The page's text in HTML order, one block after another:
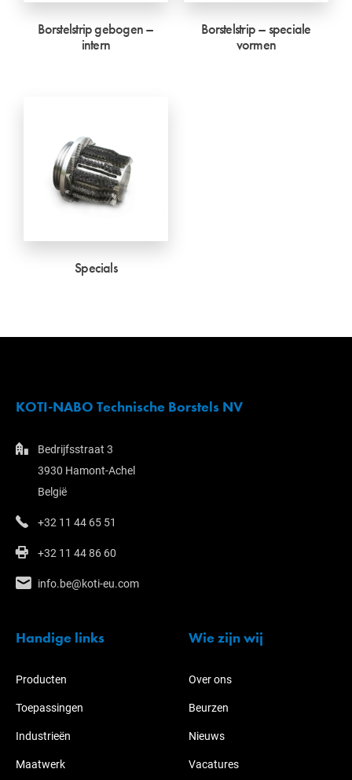
Borstelstrip gebogen –
intern
Borstelstrip – speciale
vormen
Specials
KOTI-NABO Technische Borstels NV
Bedrijfsstraat 3
3930 Hamont-Achel
België
+32 11 44 65 51
+32 11 44 86 60
info.be@koti-eu.com
Handige links
Producten
Toepassingen
Industrieën
Maatwerk
Wie zijn wij
Over ons
Beurzen
Nieuws
Vacatures